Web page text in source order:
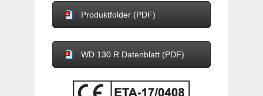
Produktfolder (PDF)
WD 130 R Datenblatt (PDF)